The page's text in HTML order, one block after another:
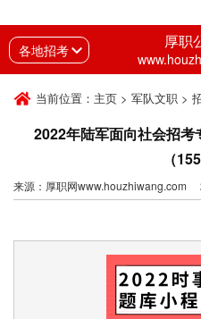
各地招考 厚职
当前位置： 主页 > 军队文职 >
2022年陆军面向社会招
（
来源：厚职网www.houzhiwang.com